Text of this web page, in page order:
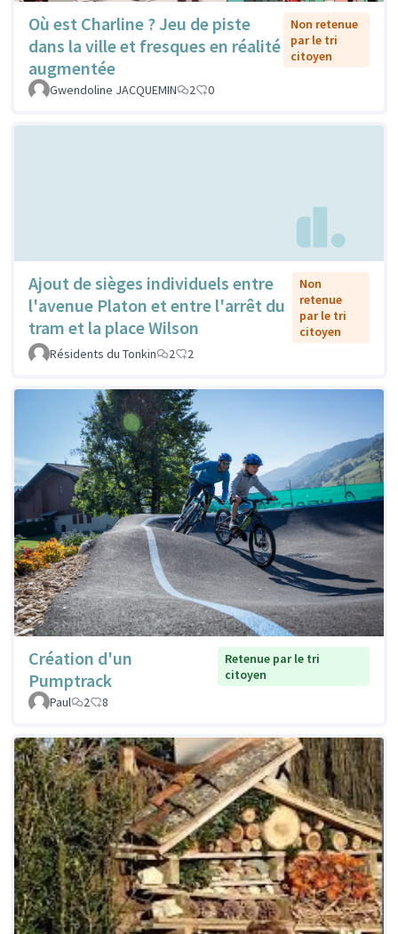
Où est Charline ? Jeu de piste
dans la ville et fresques en réalité
augmentée
Non retenue
par le tri
citoyen
Gwendoline JACQUEMIN 2 0
Ajout de sièges individuels entre
l'avenue Platon et entre l'arrêt du
tram et la place Wilson
Non
retenue
par le tri
citoyen
Résidents du Tonkin
2 2
Création d'un
Pumptrack
Retenue par le tri
citoyen
Paul
2 8